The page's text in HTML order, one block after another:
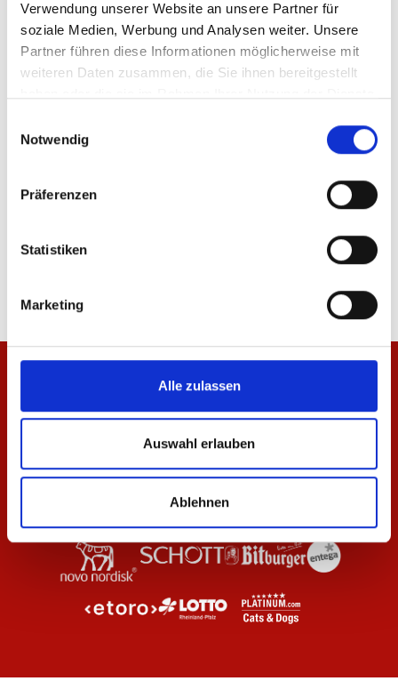
Verwendung unserer Website an unsere Partner für
soziale Medien, Werbung und Analysen weiter. Unsere
Partner führen diese Informationen möglicherweise mit
weiteren Daten zusammen, die Sie ihnen bereitgestellt
Notwendig
Präferenzen
Statistiken
Marketing
Alle zulassen
Auswahl erlauben
Ablehnen
Produktdetails
84,95 €